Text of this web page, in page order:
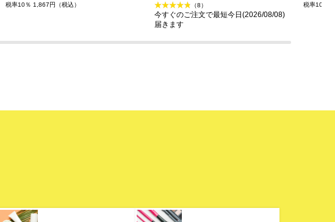
税率10％ 1,867円（税込）
（8）
今すぐのご注文で最短今日(2026/08/08)
届きます
税率10％